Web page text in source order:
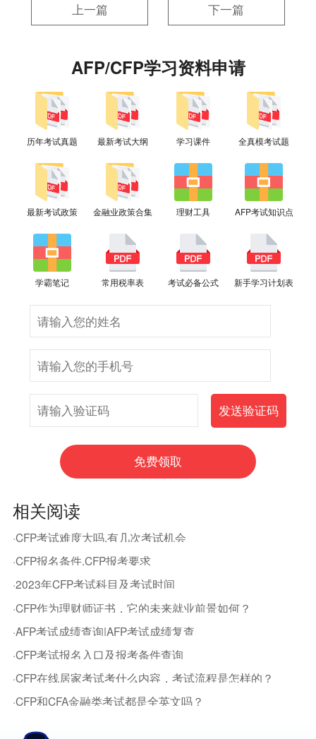
上一篇 下一篇
AFP/CFP学习资料申请
历年考试真题 最新考试大纲 学习课件 全真模考试题
最新考试政策 金融业政策合集 理财工具 AFP考试知识点
学霸笔记 常用税率表 考试必备公式 新手学习计划表
相关阅读
·CFP考试难度大吗,有几次考试机会
·CFP报名条件,CFP报考要求
·2023年CFP考试科目及考试时间
·CFP作为理财师证书，它的未来就业前景如何？
·AFP考试成绩查询|AFP考试成绩复查
·CFP考试报名入口及报考条件查询
·CFP在线居家考试考什么内容，考试流程是怎样的？
·CFP和CFA金融类考试都是全英文吗？